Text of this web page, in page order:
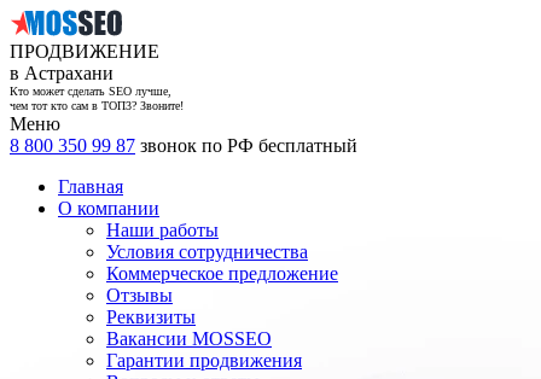
ПРОДВИЖЕНИЕ
в Астрахани
Кто может сделать SEO лучше,
чем тот кто сам в ТОП3? Звоните!
Меню
8 800 350 99 87 звонок по РФ бесплатный
Главная
О компании
Наши работы
Условия сотрудничества
Коммерческое предложение
Отзывы
Реквизиты
Вакансии MOSSEO
Гарантии продвижения